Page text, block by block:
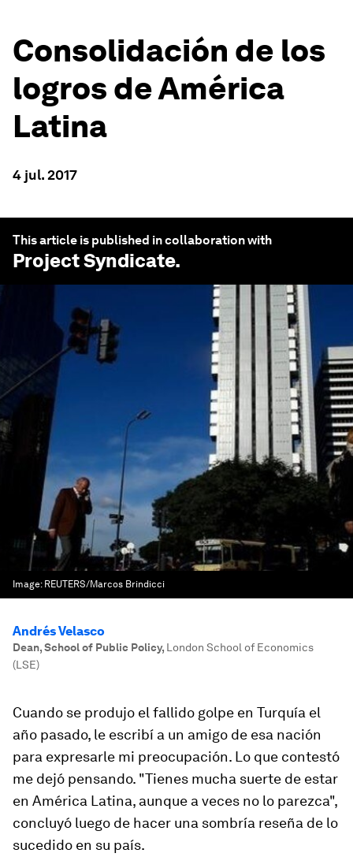
Consolidación de los
logros de América
Latina
4 jul. 2017
This article is published in collaboration with
Project Syndicate.
Image: REUTERS/Marcos Brindicci
Andrés Velasco
Dean, School of Public Policy, London School of Economics
(LSE)
Cuando se produjo el fallido golpe en Turquía el
año pasado, le escribí a un amigo de esa nación
para expresarle mi preocupación. Lo que contestó
me dejó pensando. "Tienes mucha suerte de estar
en América Latina, aunque a veces no lo parezca",
concluyó luego de hacer una sombría reseña de lo
sucedido en su país.